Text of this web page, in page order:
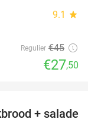
9.1 star
Regulier €45
€27,50
44%
+ salade